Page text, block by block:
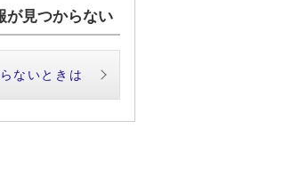
が見つからない
ないときは